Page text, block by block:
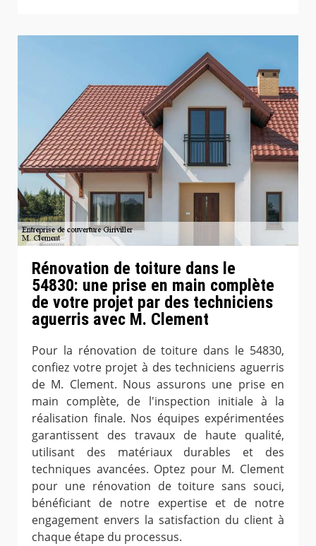
Rénovation de toiture dans le
54830: une prise en main complète
de votre projet par des techniciens
aguerris avec M. Clement
Pour la rénovation de toiture dans le 54830,
confiez votre projet à des techniciens aguerris
de M. Clement. Nous assurons une prise en
main complète, de l'inspection initiale à la
réalisation finale. Nos équipes expérimentées
garantissent des travaux de haute qualité,
utilisant des matériaux durables et des
techniques avancées. Optez pour M. Clement
pour une rénovation de toiture sans souci,
bénéficiant de notre expertise et de notre
engagement envers la satisfaction du client à
chaque étape du processus.